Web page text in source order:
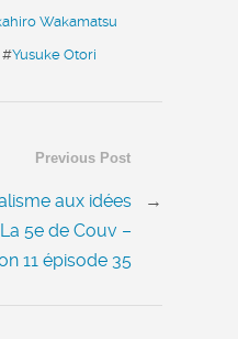
Wakamatsu
#Yusuke Otori
Previous Post
aux idées
5e de Couv –
11 épisode 35
→